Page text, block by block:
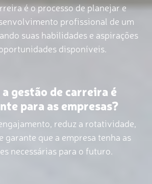
é o processo de planejar e
profissional de um
suas habilidades e aspirações
disponíveis.
gestão de carreira é
para as empresas?
reduz a rotatividade,
garante que a empresa tenha as
necessárias para o futuro.